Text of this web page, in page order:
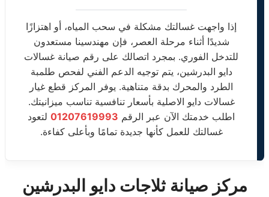
إذا واجهت غسالتك مشكلة في سحب المياه، أو اهتزازًا
شديدًا أثناء مرحلة العصر، فإن مهندسينا مستعدون
للتدخل الفوري. بمجرد اتصالك على رقم صيانة غسالات
دايو البدرشين، يتم توجيه الدعم الفني لفحص طلمبة
الطرد والمحرك بدقة متناهية. يوفر المركز قطع غيار
غسالات دايو الاصلية بأسعار تنافسية تناسب ميزانيتك.
اطلب خدمتك الآن عبر الرقم 01207619993 لتعود
غسالتك للعمل كأنها جديدة تمامًا وبأعلى كفاءة.
مركز صيانة ثلاجات دايو البدرشين